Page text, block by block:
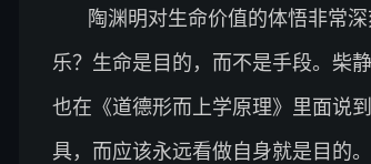
陶渊明对生命价值的体悟非常
乐？生命是目的，而不是手段。柴
也在《道德形而上学原理》里面说
具，而应该永远看做自身就是目的。